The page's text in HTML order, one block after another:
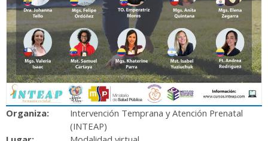
Organiza:
Intervención Temprana y Atención Prenatal
(INTEAP)